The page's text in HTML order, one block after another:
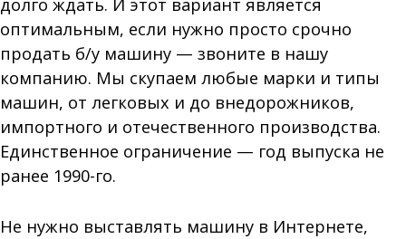
долго ждать. И этот вариант является
оптимальным, если нужно просто срочно
продать б/у машину — звоните в нашу
компанию. Мы скупаем любые марки и типы
машин, от легковых и до внедорожников,
импортного и отечественного производства.
Единственное ограничение — год выпуска не
ранее 1990-го.
Не нужно выставлять машину в Интернете,